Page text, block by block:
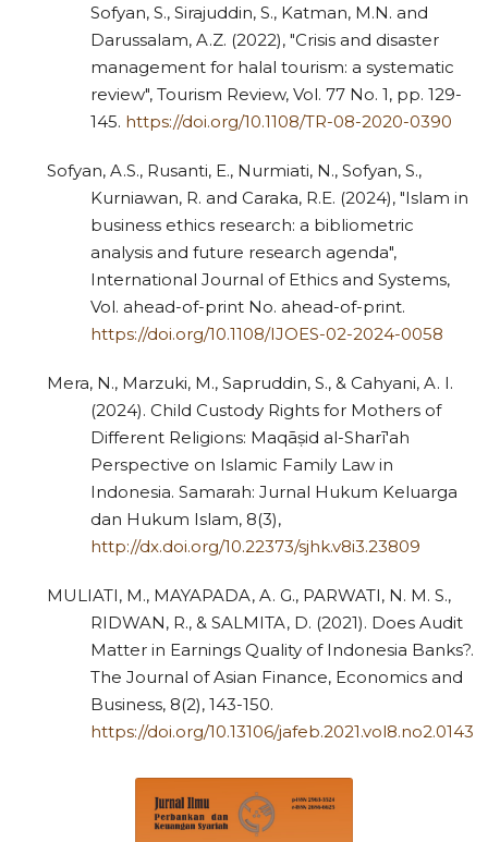
Sofyan, S., Sirajuddin, S., Katman, M.N. and
Darussalam, A.Z. (2022), "Crisis and disaster
management for halal tourism: a systematic
review", Tourism Review, Vol. 77 No. 1, pp. 129-
145. https://doi.org/10.1108/TR-08-2020-0390
Sofyan, A.S., Rusanti, E., Nurmiati, N., Sofyan, S.,
Kurniawan, R. and Caraka, R.E. (2024), "Islam in
business ethics research: a bibliometric
analysis and future research agenda",
International Journal of Ethics and Systems,
Vol. ahead-of-print No. ahead-of-print.
https://doi.org/10.1108/IJOES-02-2024-0058
Mera, N., Marzuki, M., Sapruddin, S., & Cahyani, A. I.
(2024). Child Custody Rights for Mothers of
Different Religions: Maqāṣid al-Sharī'ah
Perspective on Islamic Family Law in
Indonesia. Samarah: Jurnal Hukum Keluarga
dan Hukum Islam, 8(3),
http://dx.doi.org/10.22373/sjhk.v8i3.23809
MULIATI, M., MAYAPADA, A. G., PARWATI, N. M. S.,
RIDWAN, R., & SALMITA, D. (2021). Does Audit
Matter in Earnings Quality of Indonesia Banks?.
The Journal of Asian Finance, Economics and
Business, 8(2), 143-150.
https://doi.org/10.13106/jafeb.2021.vol8.no2.0143
0
0
0
Citing Publications
Mentioning
Contrasting